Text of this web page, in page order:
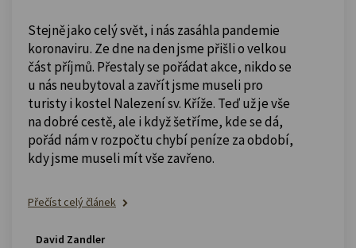
Stejně jako celý svět, i nás zasáhla pandemie
koronaviru. Ze dne na den jsme přišli o velkou
část příjmů. Přestaly se pořádat akce, nikdo se
u nás neubytoval a zavřít jsme museli pro
turisty i kostel Nalezení sv. Kříže. Teď už je vše
na dobré cestě, ale i když šetříme, kde se dá,
pořád nám v rozpočtu chybí peníze za období,
kdy jsme museli mít vše zavřeno.
Přečíst celý článek
David Zandler